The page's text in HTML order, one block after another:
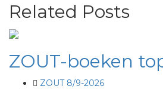
Related Posts
ZOUT-boeken
ZOUT 8/9-2026